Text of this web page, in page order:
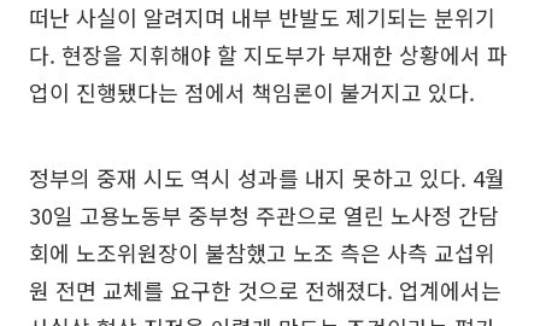
떠난 사실이 알려지며 내부 반발도 제기되는 분위기
다. 현장을 지휘해야 할 지도부가 부재한 상황에서 파
업이 진행됐다는 점에서 책임론이 불거지고 있다.
정부의 중재 시도 역시 성과를 내지 못하고 있다. 4월
30일 고용노동부 중부청 주관으로 열린 노사정 간담
회에 노조위원장이 불참했고 노조 측은 사측 교섭위
원 전면 교체를 요구한 것으로 전해졌다. 업계에서는